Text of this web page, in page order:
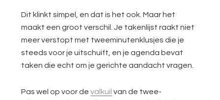
Dit klinkt simpel, en dat is het ook. Maar het
maakt een groot verschil. Je takenlijst raakt niet
meer verstopt met tweeminutenklusjes die je
steeds voor je uitschuift, en je agenda bevat
taken die echt om je gerichte aandacht vragen.
Pas wel op voor devalkuil van de twee-